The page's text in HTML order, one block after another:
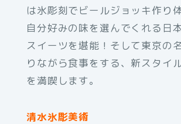
は氷彫刻でビールジョッキ作り
自分好みの味を選んでくれる日
スイーツを堪能！そして東京の
りながら食事をする、新スタイ
を満喫します。
清水氷彫美術